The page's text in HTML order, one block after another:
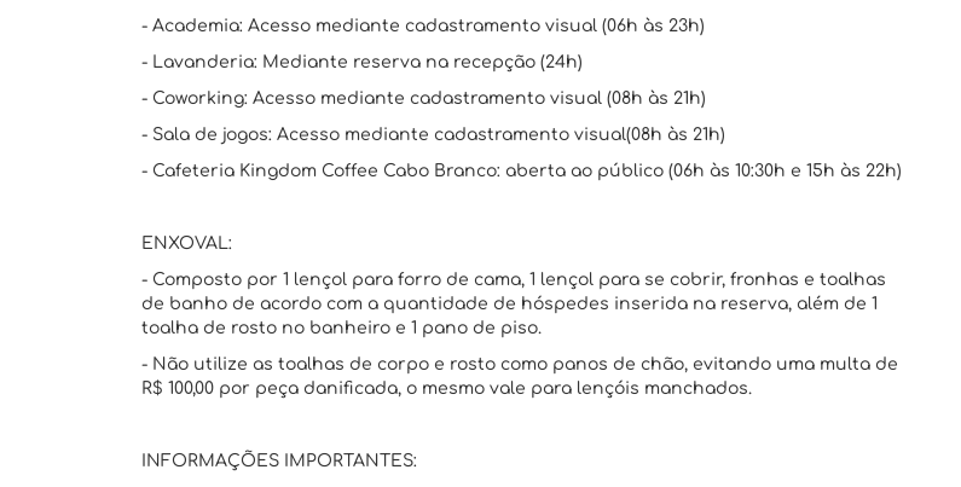
- Academia: Acesso mediante cadastramento visual (06h às 23h)
- Lavanderia: Mediante reserva na recepção (24h)
- Coworking: Acesso mediante cadastramento visual (08h às 21h)
- Sala de jogos: Acesso mediante cadastramento visual(08h às 21h)
- Cafeteria Kingdom Coffee Cabo Branco: aberta ao público (06h às 10:30h e 15h às 22h)
ENXOVAL:
- Composto por 1 lençol para forro de cama, 1 lençol para se cobrir, fronhas e toalhas
de banho de acordo com a quantidade de hóspedes inserida na reserva, além de 1
toalha de rosto no banheiro e 1 pano de piso.
- Não utilize as toalhas de corpo e rosto como panos de chão, evitando uma multa de
R$ 100,00 por peça danificada, o mesmo vale para lençóis manchados.
INFORMAÇÕES IMPORTANTES: